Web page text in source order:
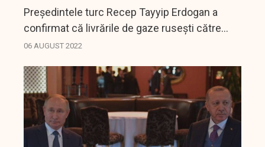
Preşedintele turc Recep Tayyip Erdogan a
confirmat că livrările de gaze ruseşti către
Turcia vor fi plătite în ruble, a informat
Presse.
06 AUGUST 2022